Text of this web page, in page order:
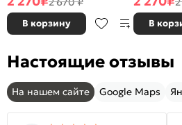
В корзину
(ИталОрех),
щитовая
В
Настоящие отзывы
На нашем сайте Google Maps